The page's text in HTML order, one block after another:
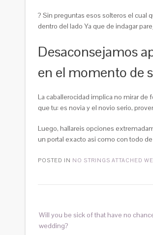
? Sin preguntas esos solteros el cual
dentro del lado Ya que de indagar
Desaconsejamos
en el momento de
La caballerocidad implica no mirar de
que tu: es novia y el novio serio,
Luego, hallareis opciones
un portal exacto asi­ como con todo
POSTED IN NO STRINGS ATTACHED
Will you be sick of that have no
wedding?